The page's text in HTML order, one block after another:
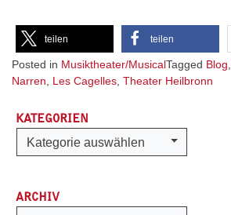
teilen teilen
Posted in Musiktheater/MusicalTagged Blog
Narren
Les Cagelles Theater Heilbronn
KATEGORIEN
Kategorien
Kategorie auswählen
ARCHIV